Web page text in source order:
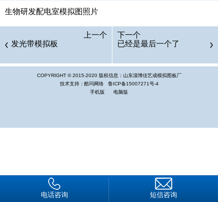
生物研发配电室模拟图照片
上一个
发光带模拟板
下一个
已经是最后一个了
COPYRIGHT © 2015-2020 版权信息：山东淄博佳艺成模拟图板厂
技术支持：酷玛网络 鲁ICP备15007271号-4
手机版
电脑版
电话咨询 短信咨询